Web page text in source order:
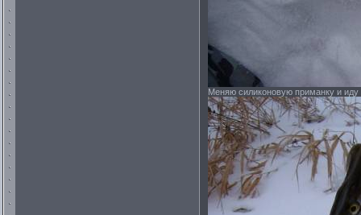
Меняю силиконовую приманку и